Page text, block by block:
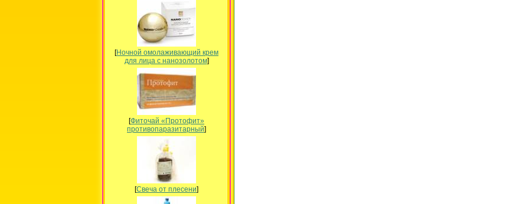
[Ночной омолаживающий крем
для лица с нанозолотом]
[Фиточай «Протофит»
противопаразитарный]
[Свеча от плесени]